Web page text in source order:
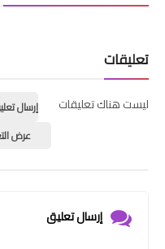
تعليقات
ليست هناك تعليقات
إرسال
عرض
إرسال تعليق